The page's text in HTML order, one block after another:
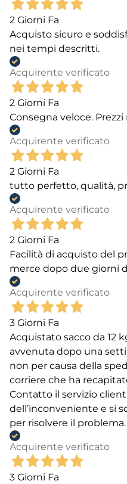
2 Giorni Fa
Acquisto sicuro e
nei tempi descritti.
Acquirente verificato
2 Giorni Fa
Consegna veloce.
Acquirente verificato
2 Giorni Fa
tutto perfetto, qualità,
Acquirente verificato
2 Giorni Fa
Facilità di acquisto del
merce dopo due giorni
Acquirente verificato
3 Giorni Fa
Acquistato sacco da 12
avvenuta dopo una
non per causa della
corriere che ha
Contatto il servizio
dell’inconveniente e si
per risolvere il
Acquirente verificato
3 Giorni Fa